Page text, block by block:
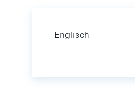
Englisch